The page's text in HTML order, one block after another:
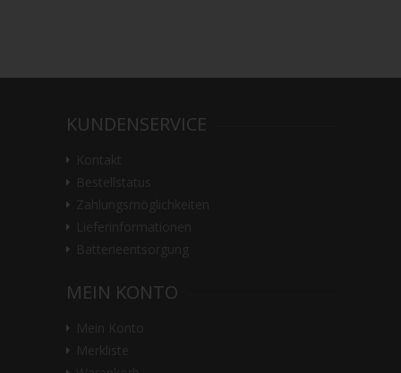
KUNDENSERVICE
MEIN KONTO